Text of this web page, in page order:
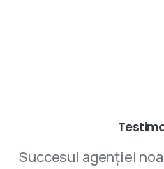
Succesul agenției